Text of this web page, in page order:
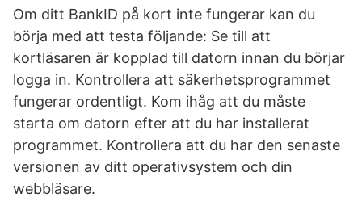
Om ditt BankID på kort inte fungerar kan du
börja med att testa följande: Se till att
kortläsaren är kopplad till datorn innan du börjar
logga in. Kontrollera att säkerhetsprogrammet
fungerar ordentligt. Kom ihåg att du måste
starta om datorn efter att du har installerat
programmet. Kontrollera att du har den senaste
versionen av ditt operativsystem och din
webbläsare.